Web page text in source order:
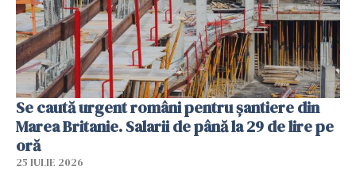
Se caută urgent români pentru șantiere din
Marea Britanie. Salarii de până la 29 de lire pe
oră
25 IULIE 2026